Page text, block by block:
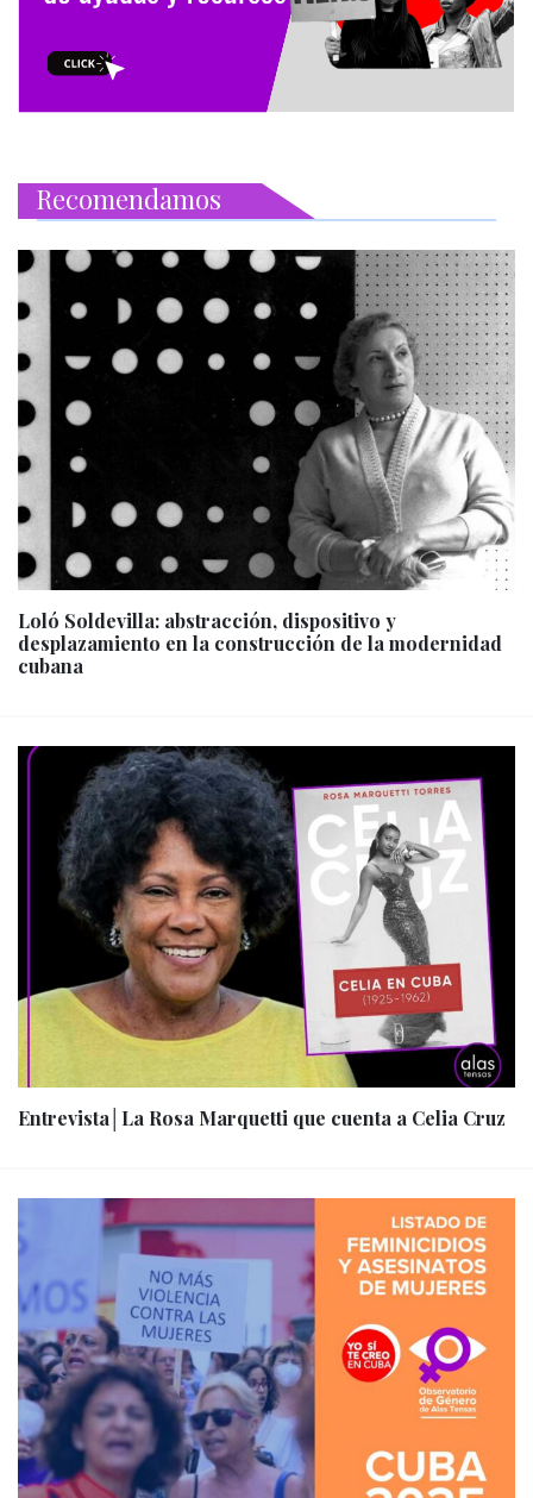
Recomendamos
Loló Soldevilla: abstracción, dispositivo y
desplazamiento en la construcción de la modernidad
cubana
Entrevista│La Rosa Marquetti que cuenta a Celia Cruz